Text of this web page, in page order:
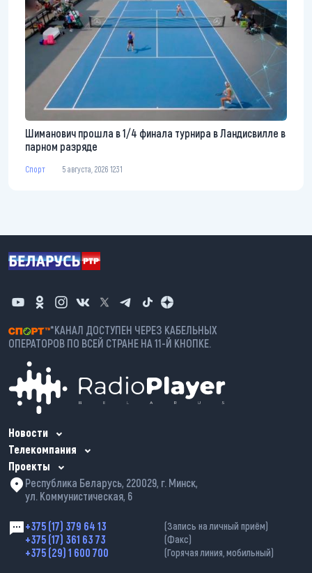
Шиманович прошла в 1/4 финала турнира в Ландисвилле в
парном разряде
Спорт 5 августа, 2026 12:31
*КАНАЛ ДОСТУПЕН ЧЕРЕЗ КАБЕЛЬНЫХ
ОПЕРАТОРОВ ПО ВСЕЙ СТРАНЕ НА 11-Й КНОПКЕ.
Новости
Телекомпания
Проекты
Республика Беларусь, 220029, г. Минск,
ул. Коммунистическая, 6
+375 (17) 379 64 13 (Запись на личный приём)
+375 (17) 361 63 73 (Факс)
+375 (29) 1 600 700 (Горячая линия, мобильный)